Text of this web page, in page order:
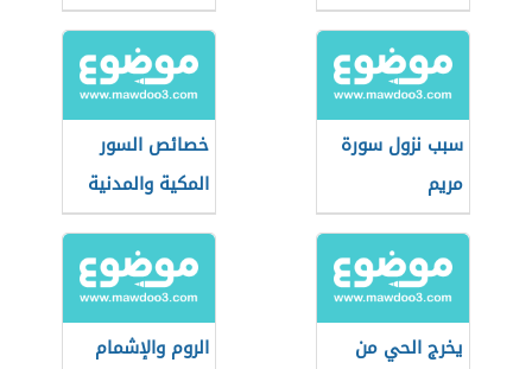
سبب نزول سورة
مريم
خصائص السور
المكية والمدنية
يخرج الحي من
الروم والإشمام